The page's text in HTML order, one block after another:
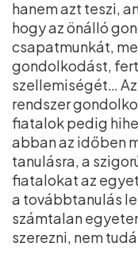
hanem azt teszi,
hogy az önálló
csapatmunkát,
gondolkodást,
szellemiségét…
rendszer
fiatalok pedig
abban az időben
tanulásra, a
fiatalokat az
a továbbtanulás
számtalan
szerezni, nem